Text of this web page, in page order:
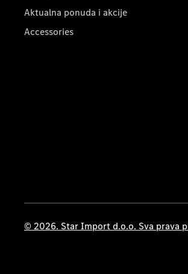
Aktualna ponuda i akcije
Accessories
© 2026. Star Import d.o.o. Sva prava